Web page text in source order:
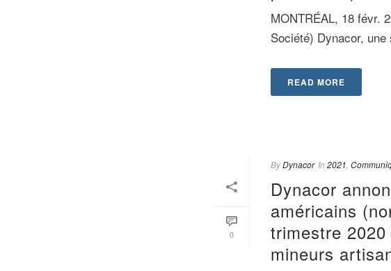
MONTRÉAL, 18 févr.
Société) Dynacor,
READ MORE
0
ByDynacor In 2021
Dynacor
américains
trimestre
mineurs